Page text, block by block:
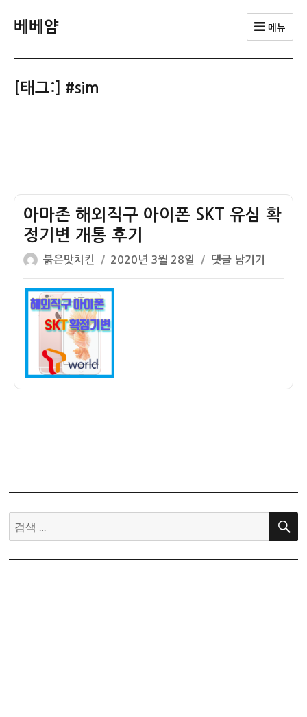
베베얌 메뉴
[태그:] #sim
아마존 해외직구 아이폰 SKT 유심 확
정기변 개통 후기
글
쓴
이
붉은맛치킨
작
성
일
2020년 3월 28일
아
마
댓글 남기기
검
색:
검